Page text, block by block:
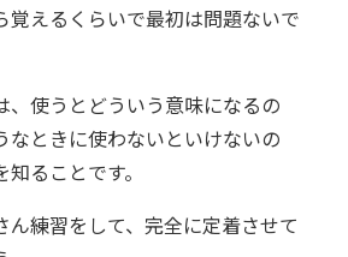
覚えるくらいで最初は問題ないで
、使うとどういう意味になるの
なときに使わないといけないの
ることです。
ん練習をして、完全に定着させて